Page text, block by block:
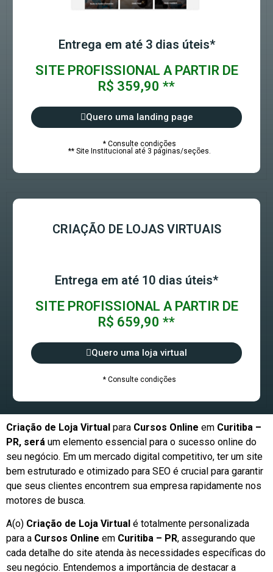
Entrega em até 3 dias úteis*
SITE PROFISSIONAL A PARTIR DE
R$ 359,90 **
Quero uma landing page
* Consulte condições
** Site Institucional até 3 páginas/seções.
CRIAÇÃO DE LOJAS VIRTUAIS
Entrega em até 10 dias úteis*
SITE PROFISSIONAL A PARTIR DE
R$ 659,90 **
Quero uma loja virtual
* Consulte condições
Criação de Loja Virtual para Cursos Online em Curitiba –
PR, será um elemento essencial para o sucesso online do
seu negócio. Em um mercado digital competitivo, ter um site
bem estruturado e otimizado para SEO é crucial para garantir
que seus clientes encontrem sua empresa rapidamente nos
motores de busca.
A(o) Criação de Loja Virtual é totalmente personalizada
para a Cursos Online em Curitiba – PR, assegurando que
cada detalhe do site atenda às necessidades específicas do
seu negócio. Entendemos a importância de destacar a